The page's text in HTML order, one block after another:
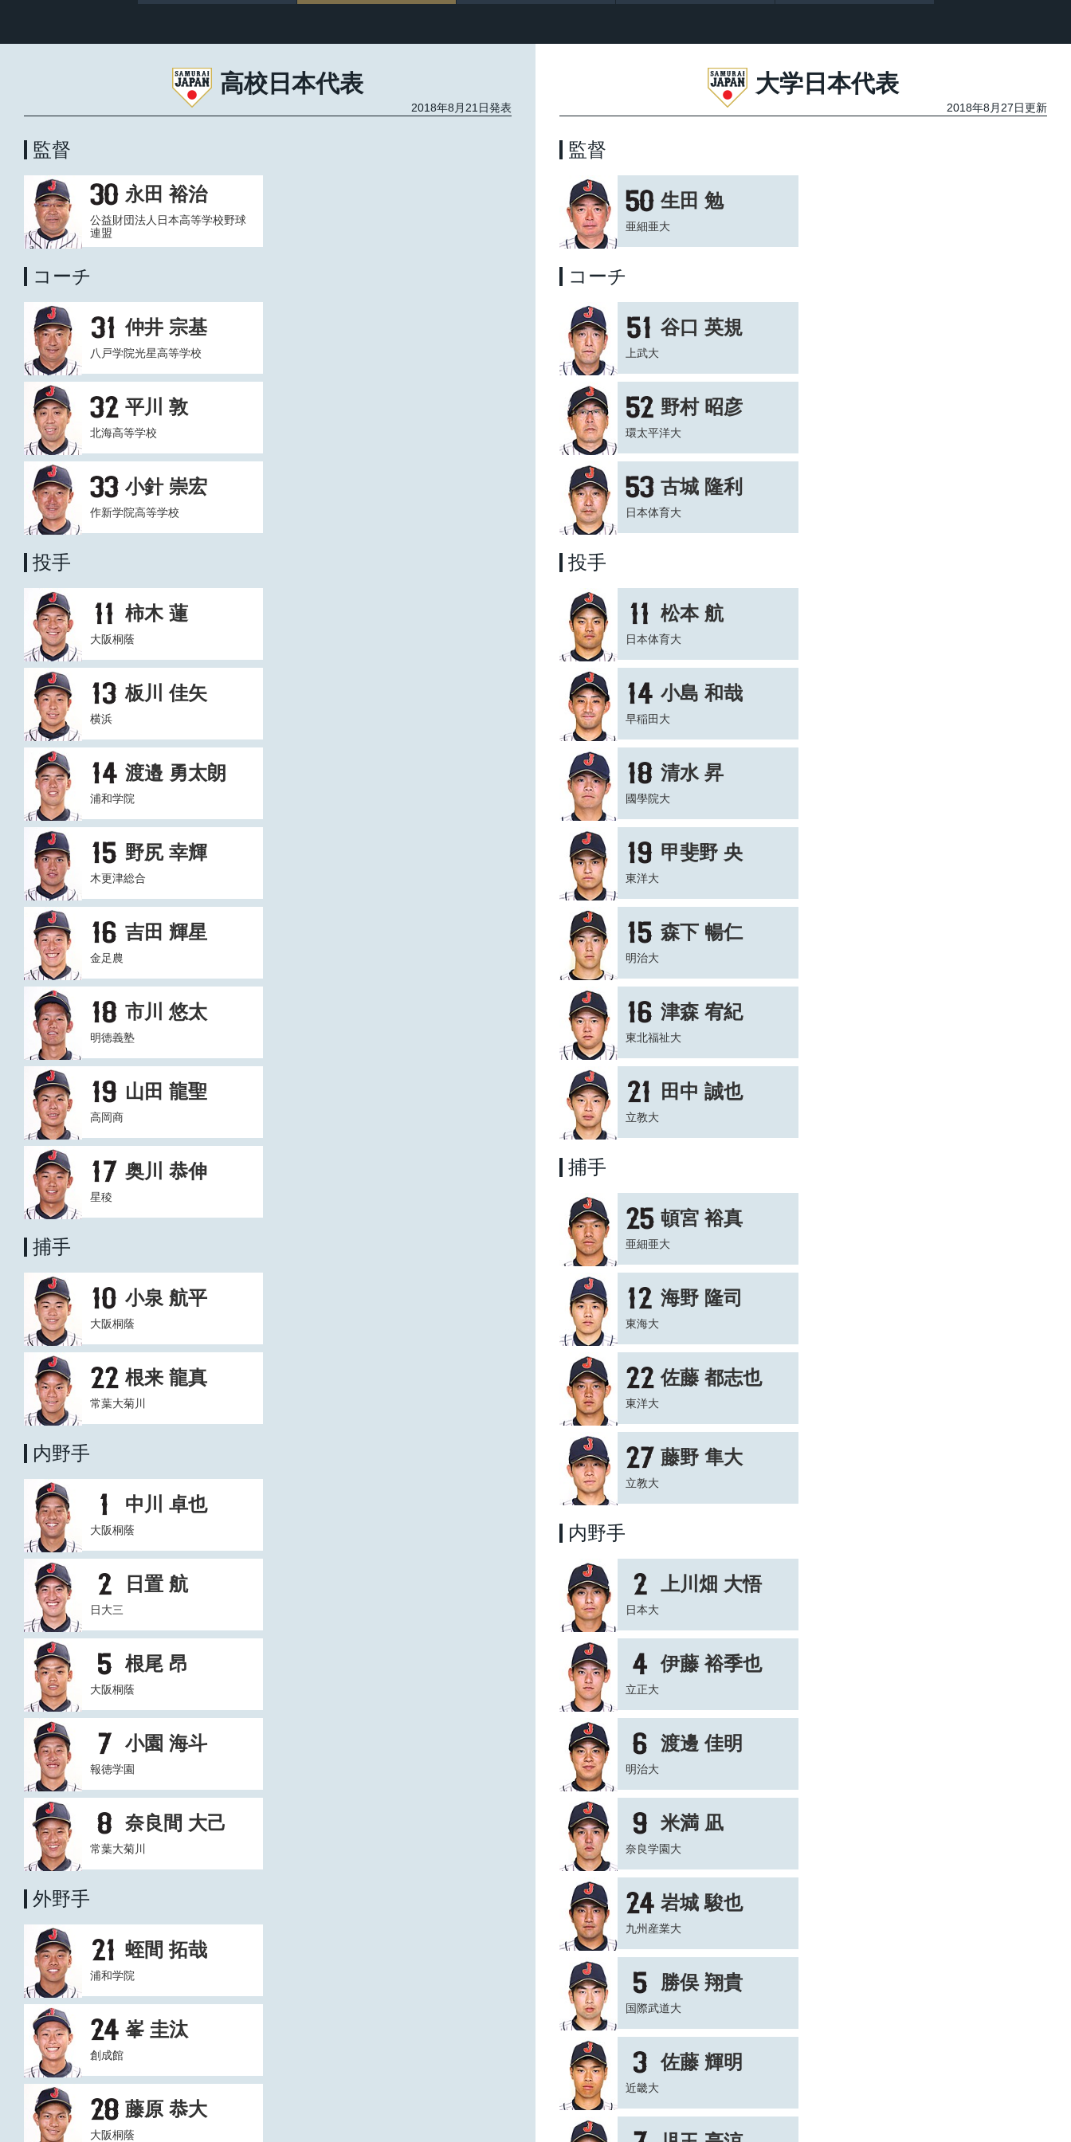
高校日本代表
2018年8月21日発表
監督
永田 裕治
公益財団法人日本高等学校野球
連盟
コーチ
仲井 宗基
八戸学院光星高等学校
平川 敦
北海高等学校
小針 崇宏
作新学院高等学校
投手
柿木 蓮
大阪桐蔭
板川 佳矢
横浜
渡邉 勇太朗
浦和学院
野尻 幸輝
木更津総合
吉田 輝星
金足農
市川 悠太
明徳義塾
山田 龍聖
高岡商
奥川 恭伸
星稜
捕手
小泉 航平
大阪桐蔭
根来 龍真
常葉大菊川
内野手
中川 卓也
大阪桐蔭
日置 航
日大三
根尾 昂
大阪桐蔭
小園 海斗
報徳学園
奈良間 大己
常葉大菊川
外野手
蛭間 拓哉
浦和学院
峯 圭汰
創成館
藤原 恭大
大阪桐蔭
大学日本代表
2018年8月27日更新
監督
生田 勉
亜細亜大
コーチ
谷口 英規
上武大
野村 昭彦
環太平洋大
古城 隆利
日本体育大
投手
松本 航
日本体育大
小島 和哉
早稲田大
清水 昇
國學院大
甲斐野 央
東洋大
森下 暢仁
明治大
津森 宥紀
東北福祉大
田中 誠也
立教大
捕手
頓宮 裕真
亜細亜大
海野 隆司
東海大
佐藤 都志也
東洋大
藤野 隼大
立教大
内野手
上川畑 大悟
日本大
伊藤 裕季也
立正大
渡邊 佳明
明治大
米満 凪
奈良学園大
岩城 駿也
九州産業大
勝俣 翔貴
国際武道大
佐藤 輝明
近畿大